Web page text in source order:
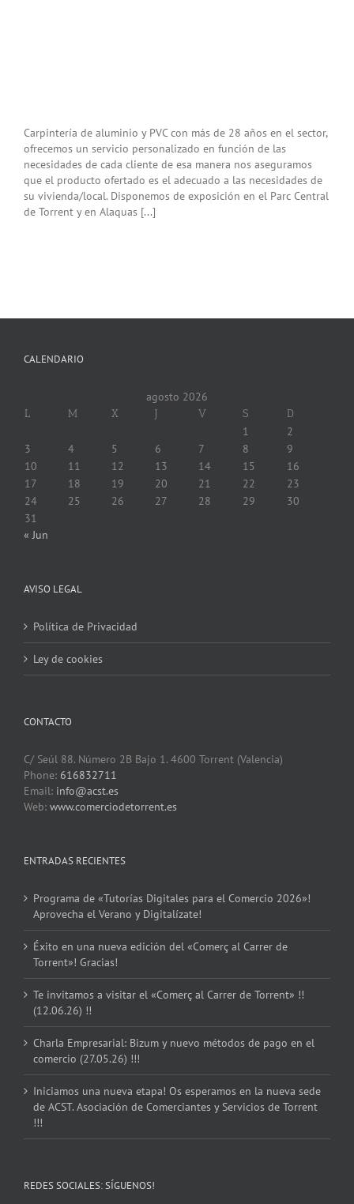
Carpintería de aluminio y PVC con más de 28 años en el sector,
ofrecemos un servicio personalizado en función de las
necesidades de cada cliente de esa manera nos aseguramos
que el producto ofertado es el adecuado a las necesidades de
su vivienda/local. Disponemos de exposición en el Parc Central
de Torrent y en Alaquas [...]
CALENDARIO
agosto 2026
L M X J V S D
1
2
3
4 5 6 7 8
9
10
11 12 13 14 15
16
17
18 19 20 21 22
23
24
25 26 27 28 29
30
31
« Jun
AVISO LEGAL
Política de Privacidad
Ley de cookies
CONTACTO
C/ Seúl 88. Número 2B Bajo 1. 4600 Torrent (Valencia)
Phone: 616832711
Email: info@acst.es
Web: www.comerciodetorrent.es
ENTRADAS RECIENTES
Programa de «Tutorías Digitales para el Comercio 2026»!
Aprovecha el Verano y Digitalízate!
Éxito en una nueva edición del «Comerç al Carrer de
Torrent»! Gracias!
Te invitamos a visitar el «Comerç al Carrer de Torrent» !!
(12.06.26) !!
Charla Empresarial: Bizum y nuevo métodos de pago en el
comercio (27.05.26) !!!
Iniciamos una nueva etapa! Os esperamos en la nueva sede
de ACST. Asociación de Comerciantes y Servicios de Torrent
!!!
REDES SOCIALES: SÍGUENOS!